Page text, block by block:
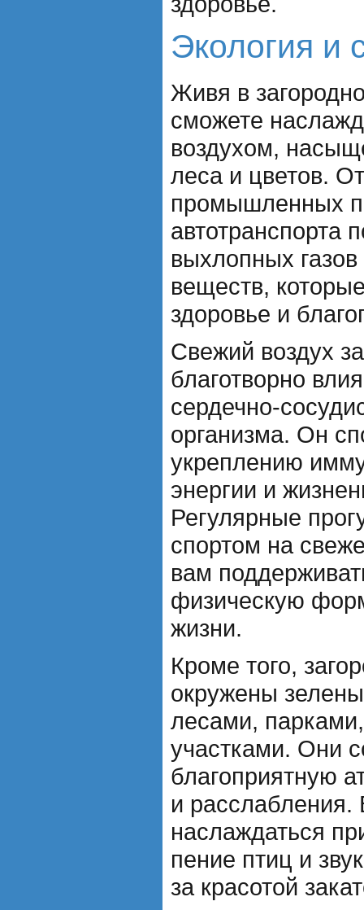
Экология и
Живя в
сможете
воздухом,
леса и цветов.
промышленных
автотранспорта
выхлопных
веществ,
здоровье и
Свежий воздух
благотворно
сердечно-
организма. Он
укреплению
энергии и
Регулярные
спортом на
вам
физическую
жизни.
Кроме того,
окружены
лесами,
участками. Они
благоприятную
и
наслаждаться
пение птиц и
за красотой